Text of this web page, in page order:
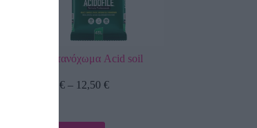
Καστανόχωμα Acid soil
€ – 12,50 €